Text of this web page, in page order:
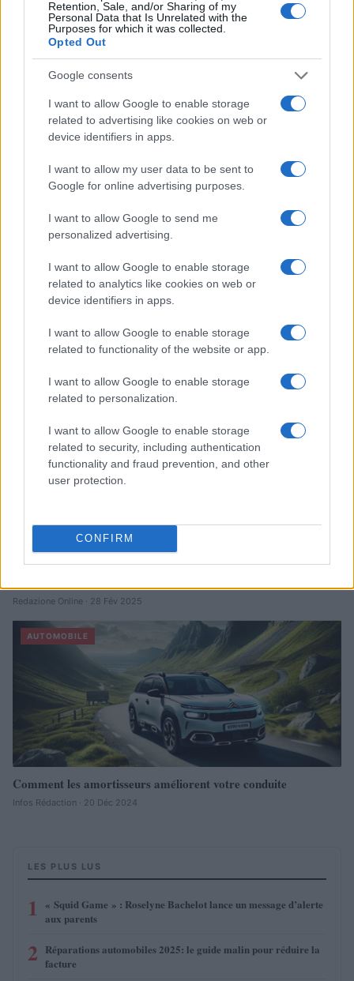
Retention, Sale, and/or Sharing of my
Personal Data that Is Unrelated with the
Purposes for which it was collected.
Opted Out
Google consents
I want to allow Google to enable storage
related to advertising like cookies on web or
device identifiers in apps.
I want to allow my user data to be sent to
Google for online advertising purposes.
I want to allow Google to send me
personalized advertising.
I want to allow Google to enable storage
related to analytics like cookies on web or
device identifiers in apps.
I want to allow Google to enable storage
related to functionality of the website or app.
I want to allow Google to enable storage
related to personalization.
I want to allow Google to enable storage
related to security, including authentication
functionality and fraud prevention, and other
user protection.
CONFIRM
À lire aussi
AUTOMOBILE
Réparations automobiles 2025: le guide malin pour réduire la
facture
Sécurité Des Véhicules: 4 Caractéristiques Que Chaque
Redazione Online · 28 Fév 2025
AUTOMOBILE
Comment les amortisseurs améliorent votre conduite
Infos Rédaction · 20 Déc 2024
LES PLUS LUS
1
« Squid Game » : Roselyne Bachelot lance un message d’alerte
aux parents
2 Réparations automobiles 2025: le guide malin pour réduire la
facture